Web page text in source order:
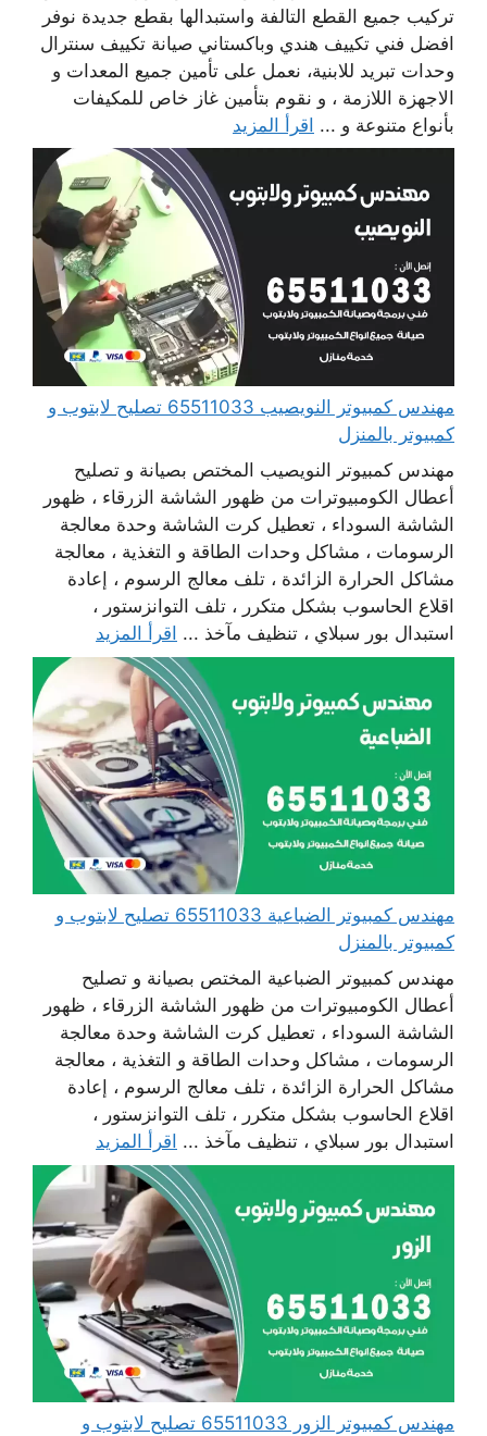
تركيب جميع القطع التالفة واستبدالها بقطع جديدة نوفر
افضل فني تكييف هندي وباكستاني صيانة تكييف سنترال
وحدات تبريد للابنية، نعمل على تأمين جميع المعدات و
الاجهزة اللازمة ، و نقوم بتأمين غاز خاص للمكيفات
بأنواع متنوعة و ... اقرأ المزيد
مهندس كمبيوتر النويصيب 65511033 تصليح لابتوب و
كمبيوتر بالمنزل
مهندس كمبيوتر النويصيب المختص بصيانة و تصليح
أعطال الكومبيوترات من ظهور الشاشة الزرقاء ، ظهور
الشاشة السوداء ، تعطيل كرت الشاشة وحدة معالجة
الرسومات ، مشاكل وحدات الطاقة و التغذية ، معالجة
مشاكل الحرارة الزائدة ، تلف معالج الرسوم ، إعادة
اقلاع الحاسوب بشكل متكرر ، تلف التوانزستور ،
استبدال بور سبلاي ، تنظيف مآخذ ... اقرأ المزيد
مهندس كمبيوتر الضباعية 65511033 تصليح لابتوب و
كمبيوتر بالمنزل
مهندس كمبيوتر الضباعية المختص بصيانة و تصليح
أعطال الكومبيوترات من ظهور الشاشة الزرقاء ، ظهور
الشاشة السوداء ، تعطيل كرت الشاشة وحدة معالجة
الرسومات ، مشاكل وحدات الطاقة و التغذية ، معالجة
مشاكل الحرارة الزائدة ، تلف معالج الرسوم ، إعادة
اقلاع الحاسوب بشكل متكرر ، تلف التوانزستور ،
استبدال بور سبلاي ، تنظيف مآخذ ... اقرأ المزيد
مهندس كمبيوتر الزور 65511033 تصليح لابتوب و